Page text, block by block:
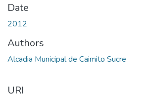
Date
2012
Authors
Alcadia Municipal de Caimito Sucre
URI